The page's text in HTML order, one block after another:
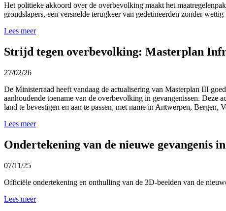
Het politieke akkoord over de overbevolking maakt het
grondslapers, een versnelde terugkeer van gedetineerden zonder
Lees meer
Strijd tegen overbevolking: Masterplan
27/02/26
De Ministerraad heeft vandaag de actualisering van Masterplan III
aanhoudende toename van de overbevolking in gevangenissen.
land te bevestigen en aan te passen, met name in Antwerpen, Bergen,
Lees meer
Ondertekening van de nieuwe gevangenis
07/11/25
Officiële ondertekening en onthulling van de 3D-beelden van de
Lees meer